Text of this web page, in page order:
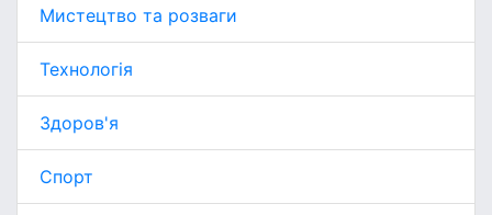
Мистецтво та розваги
Технологія
Здоров'я
Спорт